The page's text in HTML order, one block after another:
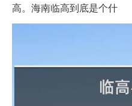
高。海南临高到底是个什